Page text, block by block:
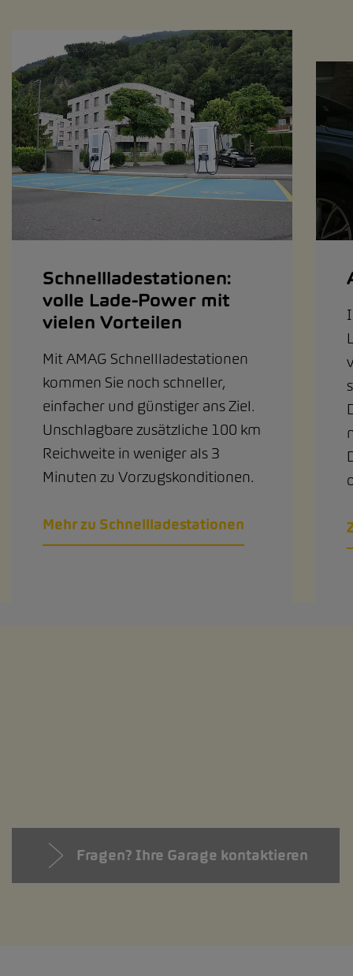
Schnellladestationen:
volle Lade-Power mit
vielen Vorteilen
Mit AMAG Schnellladestationen
kommen Sie noch schneller,
einfacher und günstiger ans Ziel.
Unschlagbare zusätzliche 100 km
Reichweite in weniger als 3
Minuten zu Vorzugskonditionen.
Mehr zu Schnellladestationen
Fragen? Ihre Garage kontaktieren